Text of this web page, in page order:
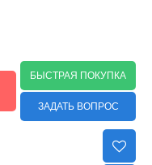
БЫСТРАЯ ПОКУПКА
ЗАДАТЬ ВОПРОС